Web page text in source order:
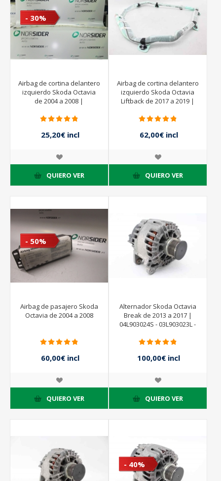
- 30%
Airbag de cortina delantero
izquierdo Skoda Octavia
de 2004 a 2008 |
25,20€ incl
impuestos
QUIERO VER
Airbag de cortina delantero
izquierdo Skoda Octavia
Liftback de 2017 a 2019 |
62,00€ incl
QUIERO VER
- 50%
Airbag de pasajero Skoda
Octavia de 2004 a 2008
60,00€ incl
impuestos
QUIERO VER
Alternador Skoda Octavia
Break de 2013 a 2017 |
04L903024S - 03L903023L -
100,00€ incl
QUIERO VER
- 40%